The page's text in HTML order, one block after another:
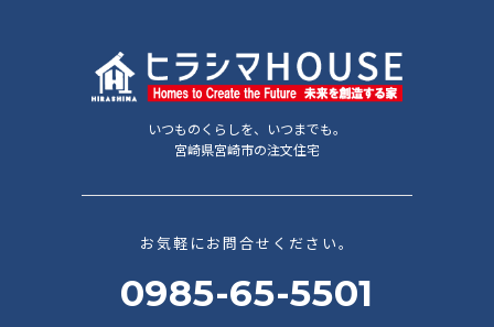
いつものくらしを、いつまでも。
宮崎県宮崎市の注文住宅
お気軽にお問合せください。
0985-65-5501